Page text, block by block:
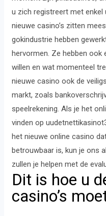
u zich registreert met enkel
nieuwe casino’s zitten
gokindustrie hebben
hervormen. Ze hebben ook
willen en wat momenteel
nieuwe casino ook de
markt, zoals
speelrekening. Als je het
vinden op
het nieuwe online casino
betrouwbaar is, kun je ons
zullen je helpen met de
Dit is hoe u
casino’s